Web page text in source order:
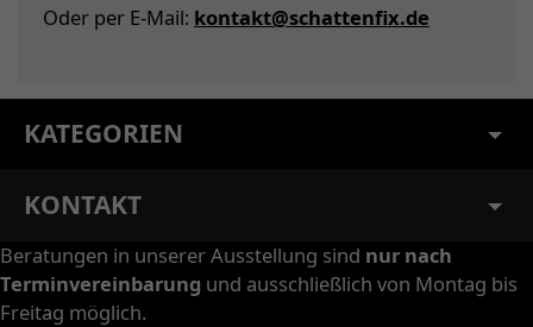
Oder per E-Mail: kontakt@schattenfix.de
KATEGORIEN
KONTAKT
Beratungen in unserer Ausstellung sind nur nach
Terminvereinbarung und ausschließlich von Montag bis
Freitag möglich.